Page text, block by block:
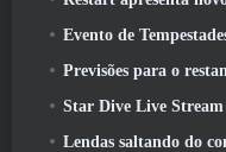
Evento de
Previsões para o
Star Dive Live Stream oferece
Lendas saltando do